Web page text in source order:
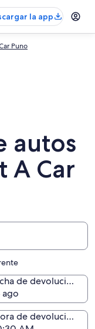
la app
Puno
autos
A Car
Fecha de devolución
ago
Hora de devolución